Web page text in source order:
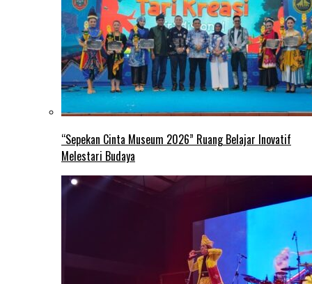
“Sepekan Cinta Museum 2026” Ruang Belajar Inovatif
Melestari Budaya